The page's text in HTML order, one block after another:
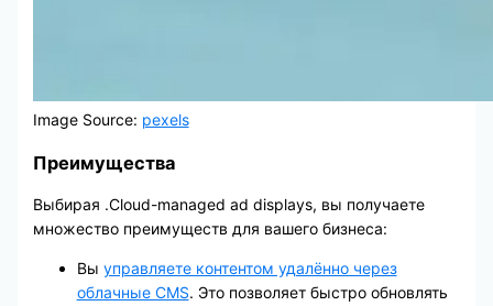
Image Source: pexels
Преимущества
Выбирая .Cloud-managed ad displays, вы получаете
множество преимуществ для вашего бизнеса:
Вы управляете контентом удалённо через
облачные CMS. Это позволяет быстро обновлять